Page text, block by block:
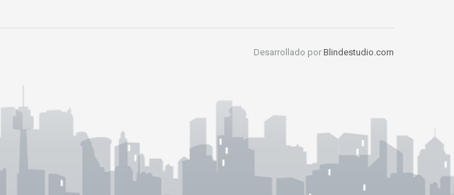
Desarrollado por Blindestudio.com